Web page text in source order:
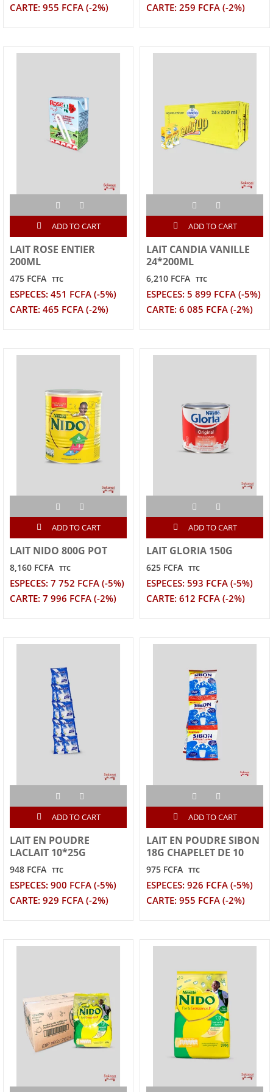
CARTE: 955 FCFA (-2%)
CARTE: 259 FCFA (-2%)
ADD TO CART
LAIT ROSE ENTIER
200ML
475 FCFA TTC
ESPECES: 451 FCFA (-5%)
CARTE: 465 FCFA (-2%)
ADD TO CART
LAIT CANDIA VANILLE
24*200ML
6,210 FCFA TTC
ESPECES: 5 899 FCFA (-5%)
CARTE: 6 085 FCFA (-2%)
ADD TO CART
LAIT NIDO 800G POT
8,160 FCFA TTC
ESPECES: 7 752 FCFA (-5%)
CARTE: 7 996 FCFA (-2%)
ADD TO CART
LAIT GLORIA 150G
625 FCFA TTC
ESPECES: 593 FCFA (-5%)
CARTE: 612 FCFA (-2%)
ADD TO CART
LAIT EN POUDRE
LACLAIT 10*25G
948 FCFA TTC
ESPECES: 900 FCFA (-5%)
CARTE: 929 FCFA (-2%)
ADD TO CART
LAIT EN POUDRE SIBON
18G CHAPELET DE 10
975 FCFA TTC
ESPECES: 926 FCFA (-5%)
CARTE: 955 FCFA (-2%)